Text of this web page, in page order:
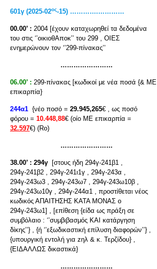
601γ (2025-02ος-15) ………….…………
00.00’ : 2004 [έχουν καταχωρηθεί τα δεδομένα
του στις ‘’οικιοθΑποκ’’ του 299 , ΟΙΕΣ
ενημερώνουν τον ‘’299-πίνακας’’
……………………
06.00’ : 299-πίνακας [κωδικοί με νέα ποσά {& ΜΕ
επικαρπία}
244α1 {νέο ποσό = 29.945,265€ , ως ποσό
φόρου = 10.448,88€ (οίο ΜΕ επικαρπία =
32.597€) (Rο)
……………………
38.00’ : 294γ
[στους ήδη 294γ-241β1 ,
294γ-241β2 , 294γ-241ι1γ , 294γ-243α ,
294γ-243ω3 , 294γ-243ω7 , 294γ-243ω10β ,
294γ-243ω10γ , 294γ-244α1 , προστίθεται νέος
κωδικός ΑΠΑΙΤΗΣΗΣ ΚΑΤΑ ΜΟΝΑΣ ο
294γ-243ω1] , [επίθεση {είδα ως πράξη σε
συμβόλαιο : ‘’συμβιβασμός ΚΑΙ κατάργηση
δίκης’’} , {ή ‘’εξωδικαστική επίλυση διαφορών’’} ,
{υπουργική εντολή για zηλ & κ. Τερζίδου} ,
{ΕΙΔΑΛΛΩΣ δικαστικά}
……………………